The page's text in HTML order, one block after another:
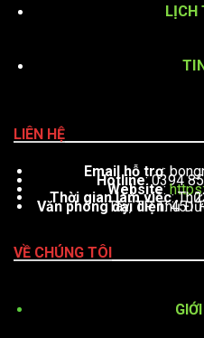
LỊCH
LIÊN HỆ
Email hỗ trợ:
Hotline: 0394
Website:
Thời gian làm việc : Thứ 2
Văn phòng đại diện
: 451 Phạm Văn Đồng, Phường
VỀ CHÚNG TÔI